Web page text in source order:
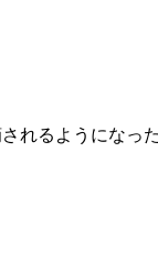
れるようになっ